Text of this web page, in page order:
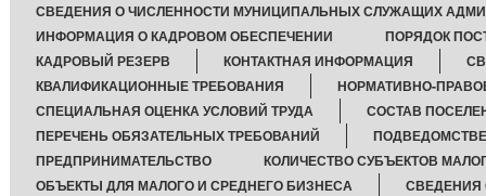
СВЕДЕНИЯ О ЧИСЛЕННОСТИ МУНИЦИПАЛЬНЫХ СЛУЖАЩИХ
ИНФОРМАЦИЯ О КАДРОВОМ ОБЕСПЕЧЕНИИ
ПОРЯДОК
КАДРОВЫЙ РЕЗЕРВ
КОНТАКТНАЯ ИНФОРМАЦИЯ
КВАЛИФИКАЦИОННЫЕ ТРЕБОВАНИЯ
НОРМАТИВНО-
СПЕЦИАЛЬНАЯ ОЦЕНКА УСЛОВИЙ ТРУДА
СОСТАВ
ПЕРЕЧЕНЬ ОБЯЗАТЕЛЬНЫХ ТРЕБОВАНИЙ
ПРЕДПРИНИМАТЕЛЬСТВО
КОЛИЧЕСТВО СУБЪЕКТОВ
ОБЪЕКТЫ ДЛЯ МАЛОГО И СРЕДНЕГО БИЗНЕСА
СВЕДЕНИЯ